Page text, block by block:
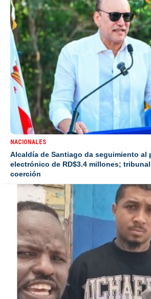
NACIONALES
Alcaldía de Santiago da seguimiento al
electrónico de RD$3.4 millones;
coerción